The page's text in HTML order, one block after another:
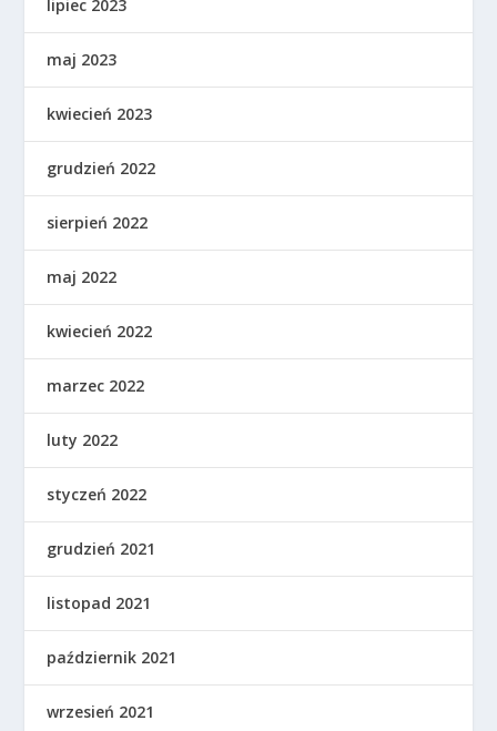
lipiec 2023
maj 2023
kwiecień 2023
grudzień 2022
sierpień 2022
maj 2022
kwiecień 2022
marzec 2022
luty 2022
styczeń 2022
grudzień 2021
listopad 2021
październik 2021
wrzesień 2021